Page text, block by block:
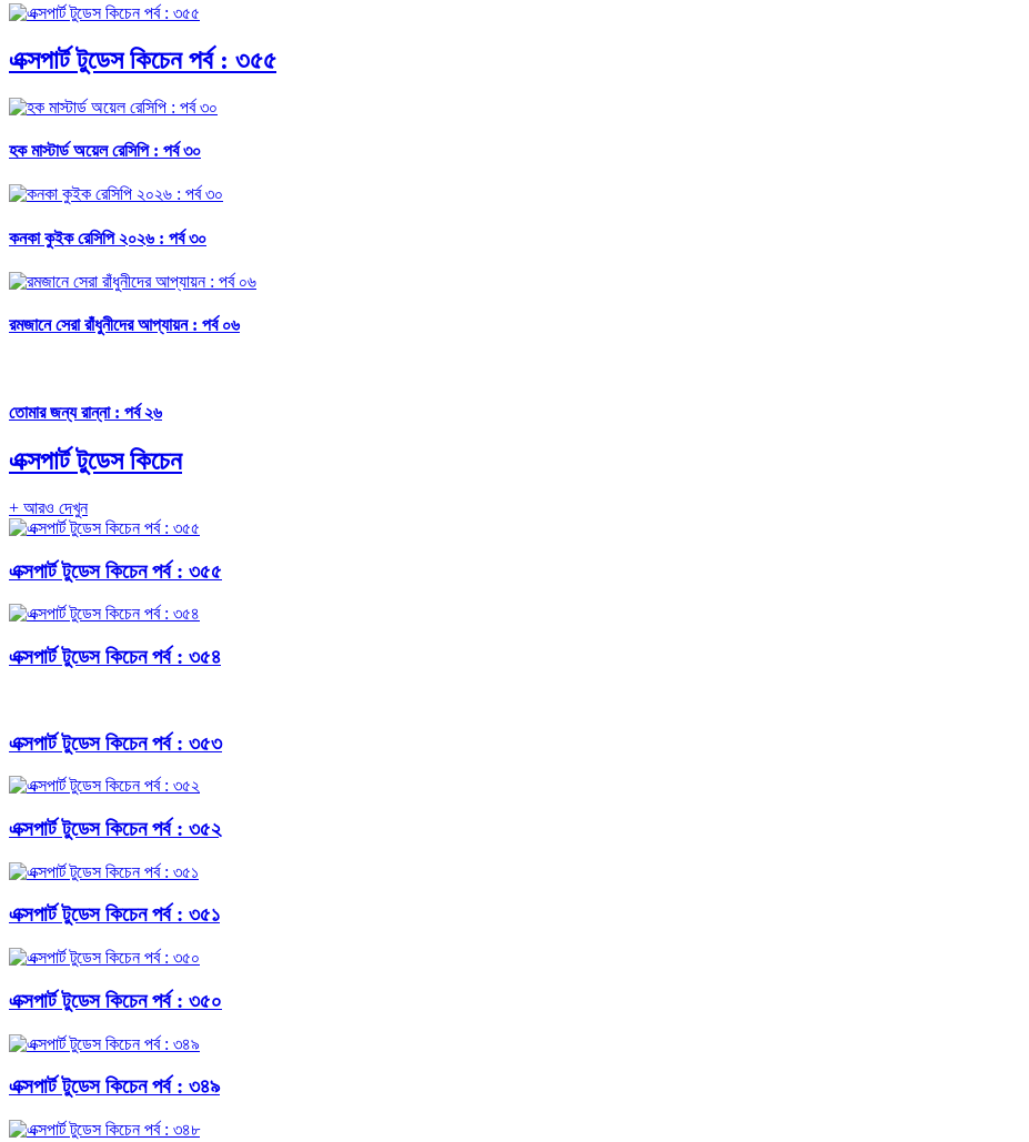
এক্সপার্ট টুডেস কিচেন পর্ব : ৩৫৫
হক মাস্টার্ড অয়েল রেসিপি : পর্ব ৩০
কনকা কুইক রেসিপি ২০২৬ : পর্ব ৩০
রমজানে সেরা রাঁধুনীদের আপ্যায়ন : পর্ব ০৬
তোমার জন্য রান্না : পর্ব ২৬
এক্সপার্ট টুডেস কিচেন
+ আরও দেখুন
এক্সপার্ট টুডেস কিচেন পর্ব : ৩৫৫
এক্সপার্ট টুডেস কিচেন পর্ব : ৩৫৪
এক্সপার্ট টুডেস কিচেন পর্ব : ৩৫৩
এক্সপার্ট টুডেস কিচেন পর্ব : ৩৫২
এক্সপার্ট টুডেস কিচেন পর্ব : ৩৫১
এক্সপার্ট টুডেস কিচেন পর্ব : ৩৫০
এক্সপার্ট টুডেস কিচেন পর্ব : ৩৪৯